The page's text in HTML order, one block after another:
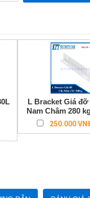
L Bracket Giá
Nam Châm 280
250.000